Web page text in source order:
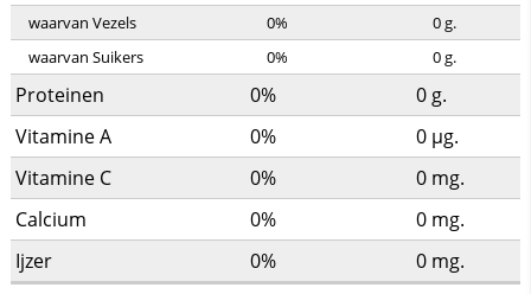
waarvan Vezels 0% 0g.
waarvan Suikers
0% 0g.
Proteinen 0% 0g.
Vitamine A
0% 0 µg.
Vitamine C
0% 0 mg.
Calcium
0% 0 mg.
Ijzer
0% 0 mg.